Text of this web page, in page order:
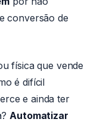
conversão de
física que vende
é difícil
e ainda ter
Automatizar